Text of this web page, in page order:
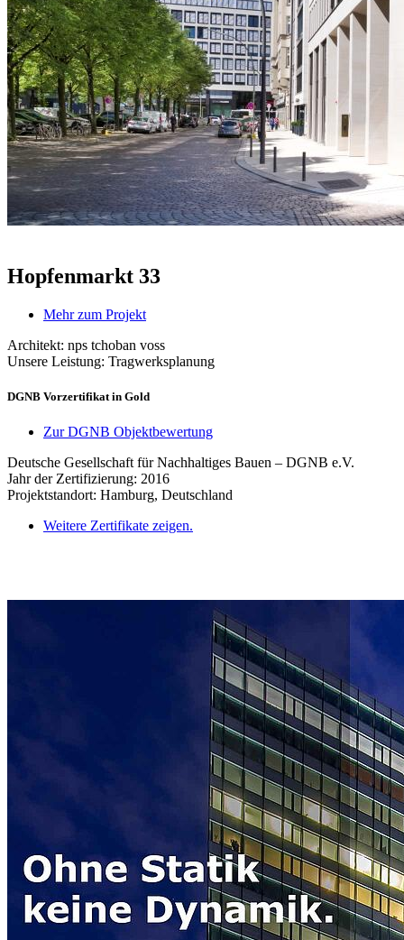
Hopfenmarkt 33
Mehr zum Projekt
Architekt: nps tchoban voss
Unsere Leistung: Tragwerksplanung
DGNB Vorzertifikat in Gold
Zur DGNB Objektbewertung
Deutsche Gesellschaft für Nachhaltiges Bauen – DGNB e.V.
Jahr der Zertifizierung: 2016
Projektstandort: Hamburg, Deutschland
Weitere Zertifikate zeigen.